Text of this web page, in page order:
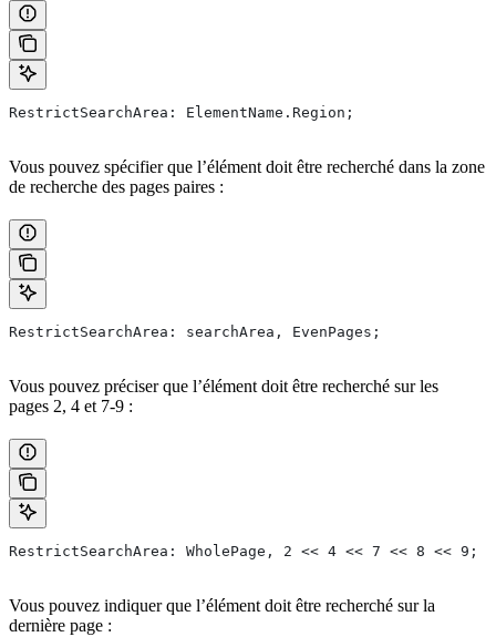
RestrictSearchArea: ElementName.Region;
Vous pouvez spécifier que l’élément doit être recherché dans la zone
de recherche des pages paires :
RestrictSearchArea: searchArea, EvenPages;
Vous pouvez préciser que l’élément doit être recherché sur les
pages 2, 4 et 7-9 :
RestrictSearchArea: WholePage, 2 << 4 << 7 << 8 << 9;
Vous pouvez indiquer que l’élément doit être recherché sur la
dernière page :